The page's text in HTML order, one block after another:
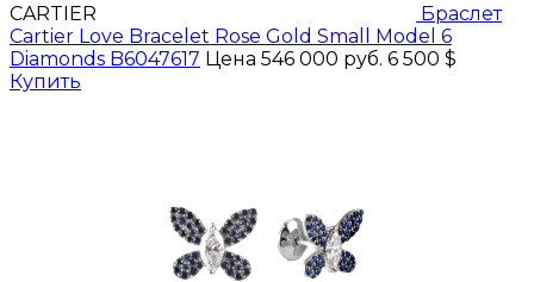
CARTIER
Браслет
Cartier Love Bracelet Rose Gold Small Model 6
Diamonds B6047617 Цена 546 000 руб. 6 500 $
Купить